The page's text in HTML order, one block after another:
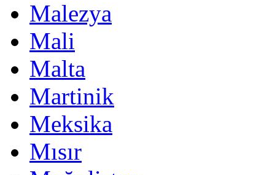
Malezya
Mali
Malta
Martinik
Meksika
Mısır